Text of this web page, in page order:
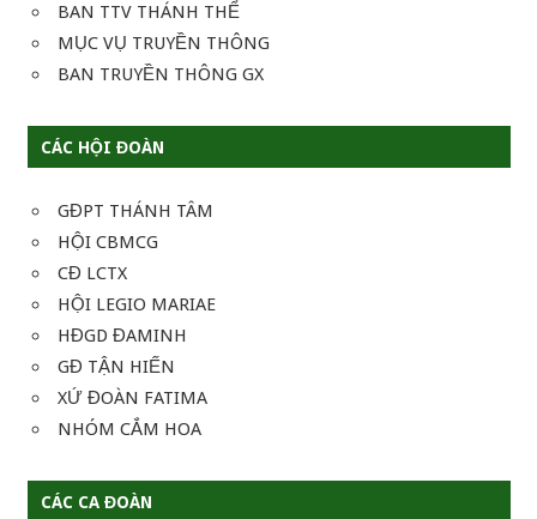
BAN TTV THÁNH THỂ
MỤC VỤ TRUYỀN THÔNG
BAN TRUYỀN THÔNG GX
CÁC HỘI ĐOÀN
GĐPT THÁNH TÂM
HỘI CBMCG
CĐ LCTX
HỘI LEGIO MARIAE
HĐGD ĐAMINH
GĐ TẬN HIẾN
XỨ ĐOÀN FATIMA
NHÓM CẮM HOA
CÁC CA ĐOÀN